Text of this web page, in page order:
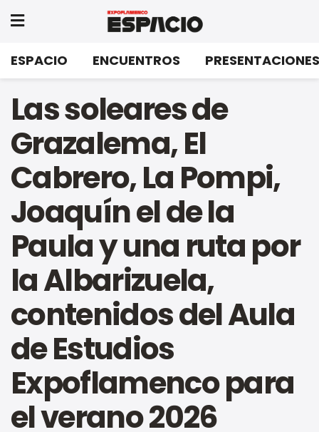
ESPACIO ENCUENTROS PRESENTACIONES
Las soleares de
Grazalema, El
Cabrero, La Pompi,
Joaquín el de la
Paula y una ruta por
la Albarizuela,
contenidos del Aula
de Estudios
Expoflamenco para
el verano 2026